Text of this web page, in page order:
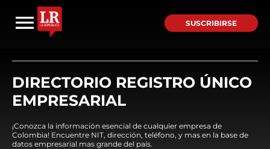
SUSCRIBIRSE
DIRECTORIO REGISTRO ÚNICO
EMPRESARIAL
¡Conozca la información esencial de cualquier empresa de
Colombia! Encuentre NIT, dirección, teléfono, y mas en la base de
datos empresarial mas grande del país.